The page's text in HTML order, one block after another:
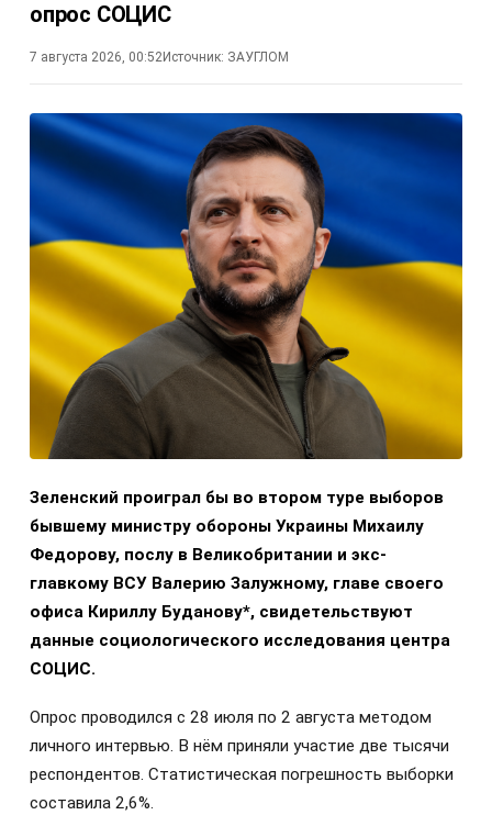
опрос СОЦИС
7 августа 2026, 00:52Источник: ЗАУГЛОМ
Зеленский проиграл бы во втором туре выборов
бывшему министру обороны Украины Михаилу
Федорову, послу в Великобритании и экс-
главкому ВСУ Валерию Залужному, главе своего
офиса Кириллу Буданову*, свидетельствуют
данные социологического исследования центра
СОЦИС.
Опрос проводился с 28 июля по 2 августа методом
личного интервью. В нём приняли участие две тысячи
респондентов. Статистическая погрешность выборки
составила 2,6%.